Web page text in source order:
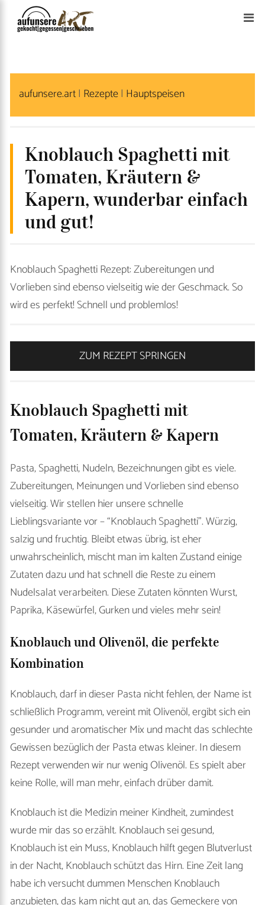
aufunsere.art| Rezepte| Hauptspeisen
Knoblauch Spaghetti mit
Tomaten, Kräutern &
Kapern, wunderbar einfach
und gut!
Knoblauch Spaghetti Rezept: Zubereitungen und
Vorlieben sind ebenso vielseitig wie der Geschmack. So
wird es perfekt! Schnell und problemlos!
ZUM REZEPT SPRINGEN
Knoblauch Spaghetti mit
Tomaten, Kräutern & Kapern
Pasta, Spaghetti, Nudeln, Bezeichnungen gibt es viele.
Zubereitungen, Meinungen und Vorlieben sind ebenso
vielseitig. Wir stellen hier unsere schnelle
Lieblingsvariante vor – “Knoblauch Spaghetti”. Würzig,
salzig und fruchtig. Bleibt etwas übrig, ist eher
unwahrscheinlich, mischt man im kalten Zustand einige
Zutaten dazu und hat schnell die Reste zu einem
Nudelsalat verarbeiten. Diese Zutaten könnten Wurst,
Paprika, Käsewürfel, Gurken und vieles mehr sein!
Knoblauch und Olivenöl, die perfekte
Kombination
Knoblauch, darf in dieser Pasta nicht fehlen, der Name ist
schließlich Programm, vereint mit Olivenöl, ergibt sich ein
gesunder und aromatischer Mix und macht das schlechte
Gewissen bezüglich der Pasta etwas kleiner. In diesem
Rezept verwenden wir nur wenig Olivenöl. Es spielt aber
keine Rolle, will man mehr, einfach drüber damit.
Knoblauch ist die Medizin meiner Kindheit, zumindest
wurde mir das so erzählt. Knoblauch sei gesund,
Knoblauch ist ein Muss, Knoblauch hilft gegen Blutverlust
in der Nacht, Knoblauch schützt das Hirn. Eine Zeit lang
habe ich versucht dummen Menschen Knoblauch
anzubieten, das kam nicht gut an, das Gemeckere von